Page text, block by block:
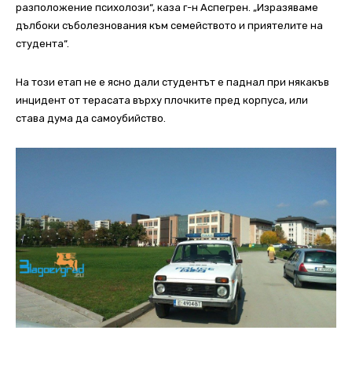
разположение психолози“, каза г-н Аспегрен. „Изразяваме
дълбоки съболезнования към семейството и приятелите на
студента“.
На този етап не е ясно дали студентът е паднал при някакъв
инцидент от терасата върху плочките пред корпуса, или
става дума да самоубийство.